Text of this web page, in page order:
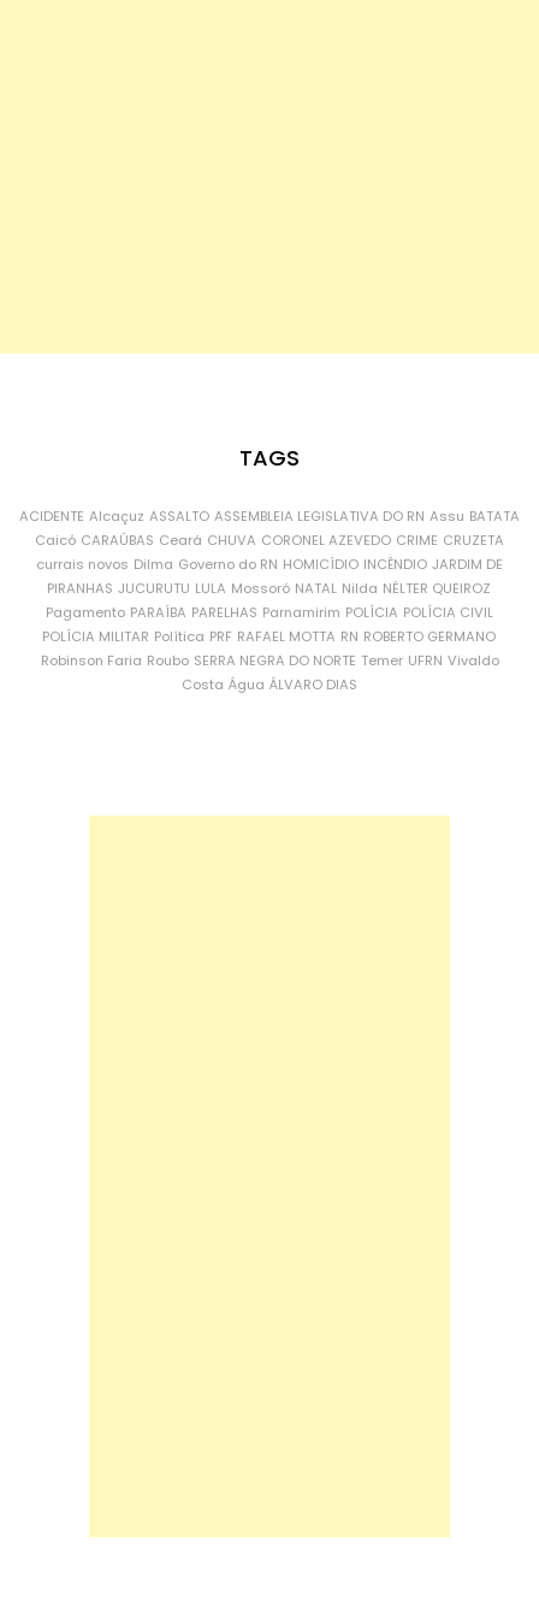
TAGS
ACIDENTE Alcaçuz ASSALTO ASSEMBLEIA LEGISLATIVA DO RN Assu BATATA
Caicó CARAÚBAS Ceará CHUVA CORONEL AZEVEDO CRIME CRUZETA
currais novos Dilma Governo do RN HOMICÍDIO INCÊNDIO JARDIM DE
PIRANHAS JUCURUTU LULA Mossoró NATAL Nilda NÉLTER QUEIROZ
Pagamento PARAÍBA PARELHAS Parnamirim POLÍCIA POLÍCIA CIVIL
POLÍCIA MILITAR Política PRF RAFAEL MOTTA RN ROBERTO GERMANO
Robinson Faria Roubo SERRA NEGRA DO NORTE Temer UFRN Vivaldo
Costa Água ÁLVARO DIAS